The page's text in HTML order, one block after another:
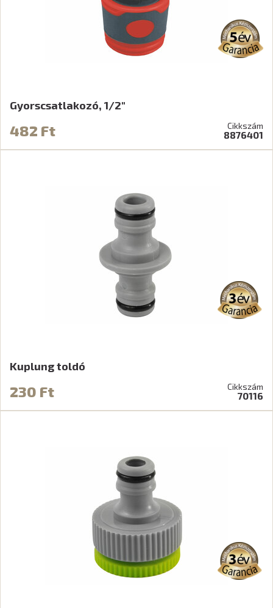
Gyorscsatlakozó, 1/2"
482 Ft Cikkszám
8876401
Kuplung toldó
230 Ft Cikkszám
70116